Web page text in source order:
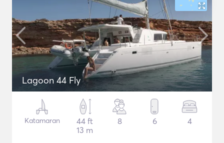
Lagoon 44 Fly
Katamaran
44 ft
13 m
8 6 4